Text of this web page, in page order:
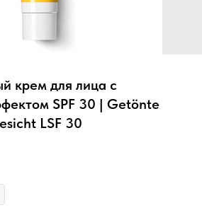
крем для лица с
SPF 30 | Getönte
LSF 30